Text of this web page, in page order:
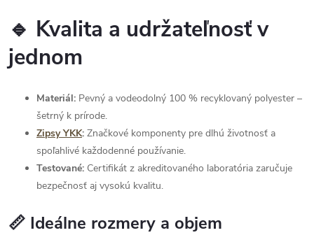
🔹 Kvalita a udržateľnosť v
jednom
Materiál: Pevný a vodeodolný 100 % recyklovaný polyester –
šetrný k prírode.
Zipsy YKK: Značkové komponenty pre dlhú životnosť a
spoľahlivé každodenné používanie.
Testované: Certifikát z akreditovaného laboratória zaručuje
bezpečnosť aj vysokú kvalitu.
📏 Ideálne rozmery a objem